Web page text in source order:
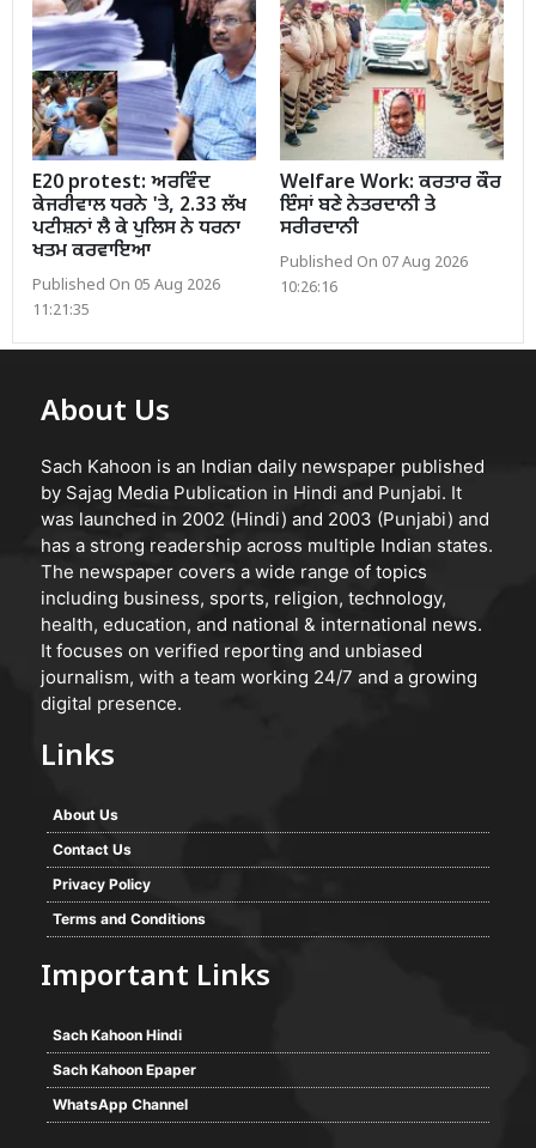
E20 protest: ਅਰਵਿੰਦ
ਕੇਜਰੀਵਾਲ ਧਰਨੇ 'ਤੇ, 2.33 ਲੱਖ
ਪਟੀਸ਼ਨਾਂ ਲੈ ਕੇ ਪੁਲਿਸ ਨੇ ਧਰਨਾ
ਖਤਮ ਕਰਵਾਇਆ
Published On 05 Aug 2026
11:21:35
Welfare Work: ਕਰਤਾਰ ਕੌਰ
ਇੰਸਾਂ ਬਣੇ ਨੇਤਰਦਾਨੀ ਤੇ
ਸਰੀਰਦਾਨੀ
Published On 07 Aug 2026
10:26:16
About Us
Sach Kahoon is an Indian daily newspaper published
by Sajag Media Publication in Hindi and Punjabi. It
was launched in 2002 (Hindi) and 2003 (Punjabi) and
has a strong readership across multiple Indian states.
The newspaper covers a wide range of topics
including business, sports, religion, technology,
health, education, and national & international news.
It focuses on verified reporting and unbiased
journalism, with a team working 24/7 and a growing
digital presence.
Links
About Us
Contact Us
Privacy Policy
Terms and Conditions
Important Links
Sach Kahoon Hindi
Sach Kahoon Epaper
WhatsApp Channel